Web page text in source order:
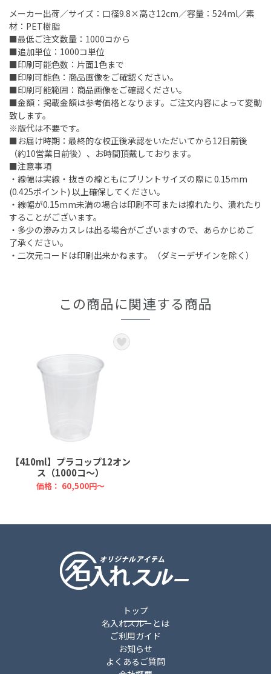
メーカー出荷／サイズ：口径9.8×高さ12cm／容量：524ml／素
材：PET樹脂
■最低ご注文数量：1000コから
■追加単位：1000コ単位
■印刷可能色数：片面1色まで
■印刷可能色：商品画像をご確認ください。
■印刷可能範囲：商品画像をご確認ください。
■金額：掲載金額は参考価格となります。ご注文内容によって変動
致します。
※版代は不要です。
■お届け時期：最終的な校正後承認をいただいてから12日前後
（約10営業日前後）、お時間頂戴しております。
■注意事項
・線幅は実線・抜きの線ともにプリントサイズの際に 0.15mm
(0.425ポイント) 以上確保してください。
・線幅が0.15mm未満の場合は印刷不可または擦れたり、潰れたり
することがございます。
・多少の滲みカスレは出る場合がございますので、あらかじめご
了承ください。
・二次元コードは印刷出来かねます。（ダミーデザインを除く）
この商品に関連する商品
【410ml】プラコップ12オン
ス（1000コ～）
価格： 60,500円～
トップ
名入れスルーとは
ご利用ガイド
お知らせ
よくあるご質問